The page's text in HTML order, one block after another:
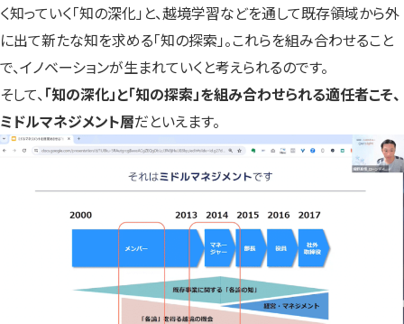
く知っていく「知の深化」と、越境学習などを通して既存領域から外
に出て新たな知を求める「知の探索」。これらを組み合わせること
で、イノベーションが生まれていくと考えられるのです。
そして、「知の深化」と「知の探索」を組み合わせられる適任者こそ、
ミドルマネジメント層だといえます。